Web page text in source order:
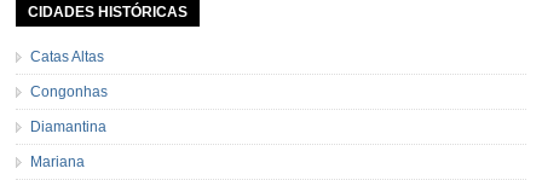
CIDADES HISTÓRICAS
Catas Altas
Congonhas
Diamantina
Mariana